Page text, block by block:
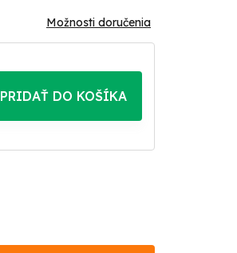
Možnosti doručenia
PRIDAŤ DO KOŠÍKA